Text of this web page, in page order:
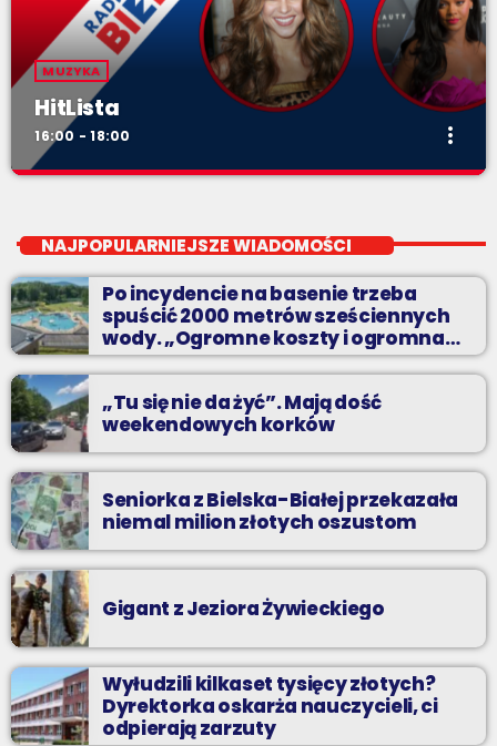
MUZYKA
HitLista
16:00 - 18:00 more_vert
Dwadzieścia najpopularniejszych nagrań na Podbeskidziu. A
które są najpopularniejsze? Możesz zdecydować sam!
NAJPOPULARNIEJSZE WIADOMOŚCI
Po incydencie na basenie trzeba
spuścić 2000 metrów sześciennych
wody. „Ogromne koszty i ogromna
praca”
„Tu się nie da żyć”. Mają dość
weekendowych korków
Seniorka z Bielska-Białej przekazała
niemal milion złotych oszustom
Gigant z Jeziora Żywieckiego
Wyłudzili kilkaset tysięcy złotych?
Dyrektorka oskarża nauczycieli, ci
odpierają zarzuty